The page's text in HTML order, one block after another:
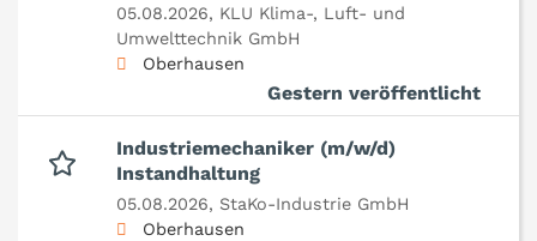
05.08.2026, KLU Klima-, Luft- und
Umwelttechnik GmbH
Oberhausen
Gestern veröffentlicht
Industriemechaniker (m/w/d)
Instandhaltung
05.08.2026, StaKo-Industrie GmbH
Oberhausen